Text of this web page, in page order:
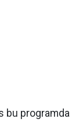
bu programda